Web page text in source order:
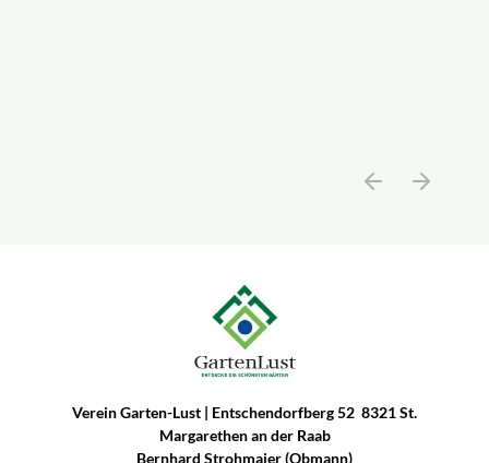
Verein Garten-Lust | Entschendorfberg 52 8321 St.
Margarethen an der Raab
Bernhard Strohmaier (Obmann)